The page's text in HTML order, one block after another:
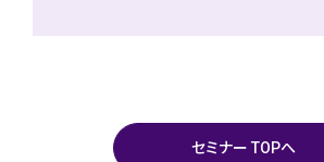
セミナー TOPへ